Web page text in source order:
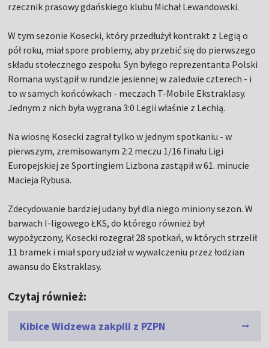
rzecznik prasowy gdańskiego klubu Michał Lewandowski.
W tym sezonie Kosecki, który przedłużył kontrakt z Legią o
pół roku, miał spore problemy, aby przebić się do pierwszego
składu stołecznego zespołu. Syn byłego reprezentanta Polski
Romana wystąpił w rundzie jesiennej w zaledwie czterech - i
to w samych końcówkach - meczach T-Mobile Ekstraklasy.
Jednym z nich była wygrana 3:0 Legii właśnie z Lechią.
Na wiosnę Kosecki zagrał tylko w jednym spotkaniu - w
pierwszym, zremisowanym 2:2 meczu 1/16 finału Ligi
Europejskiej ze Sportingiem Lizbona zastąpił w 61. minucie
Macieja Rybusa.
Zdecydowanie bardziej udany był dla niego miniony sezon. W
barwach I-ligowego ŁKS, do którego również był
wypożyczony, Kosecki rozegrał 28 spotkań, w których strzelił
11 bramek i miał spory udział w wywalczeniu przez łodzian
awansu do Ekstraklasy.
Czytaj również:
Kibice Widzewa zakpili z PZPN